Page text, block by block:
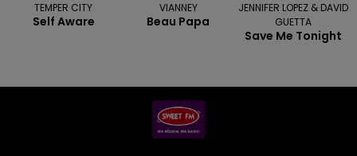
TEMPER CITY
Self Aware
VIANNEY
Beau Papa
JENNIFER LOPEZ & DAVID
GUETTA
Save Me Tonight